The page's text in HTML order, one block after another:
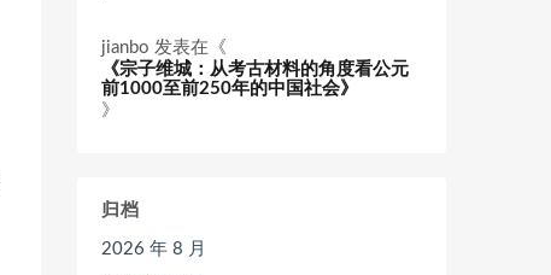
jianbo 发表在《
《宗子维城：从考古材料的角度看公元
前1000至前250年的中国社会》
》
归档
2026 年 8 月